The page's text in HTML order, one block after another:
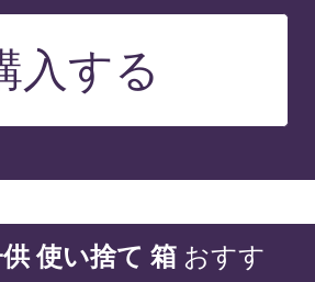
入する
使い捨て 箱 おすす